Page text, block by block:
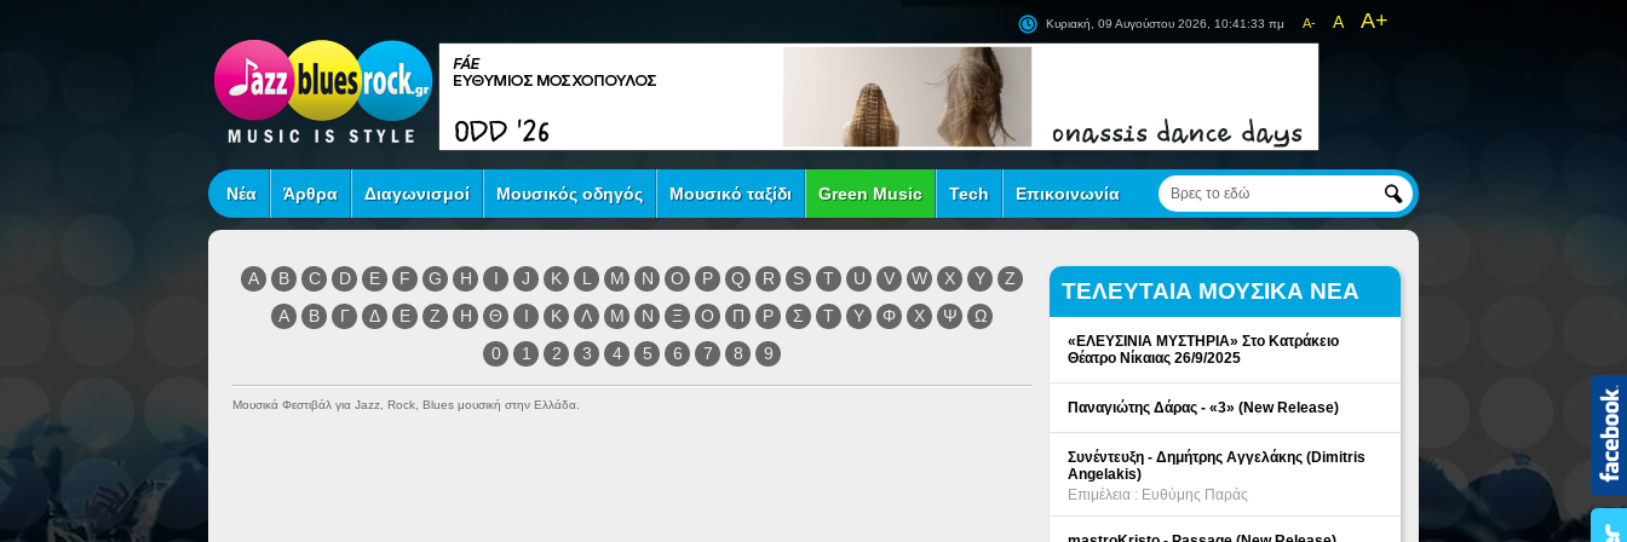
A- A A+
Κυριακή, 09 Αυγούστου 2026, 10:41:33 πμ
Νέα Άρθρα Διαγωνισμοί Μουσικός οδηγός Μουσικό ταξίδι Green Music Tech Επικοινωνία
A B C D E F G H I J K L M N O P Q R S T U V W X Y
Z
Α
Β Γ Δ Ε Ζ Η Θ Ι Κ Λ Μ Ν Ξ Ο Π Ρ Σ Τ Υ Φ Χ Ψ
Ω
0
1 2 3 4 5 6 7 8 9
Μουσικά Φεστιβάλ για Jazz, Rock, Blues μουσική στην Ελλάδα.
ΤΕΛΕΥΤΑΙΑ ΜΟΥΣΙΚΑ ΝΕΑ
«ΕΛΕΥΣΙΝΙΑ ΜΥΣΤΗΡΙΑ» Στο Κατράκειο
Θέατρο Νίκαιας 26/9/2025
Παναγιώτης Δάρας - «3» (New Release)
Συνέντευξη - Δημήτρης Αγγελάκης (Dimitris
Angelakis)
Επιμέλεια : Ευθύμης Παράς